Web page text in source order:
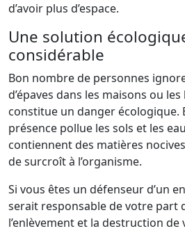
d’avoir plus d’espace.
Une solution
considérable
Bon nombre de personnes
d’épaves dans les maisons ou
constitue un danger écologique.
présence pollue les sols et les
contiennent des matières
de surcroît à l’organisme.
Si vous êtes un défenseur d’un
serait responsable de votre part
l’enlèvement et la destruction